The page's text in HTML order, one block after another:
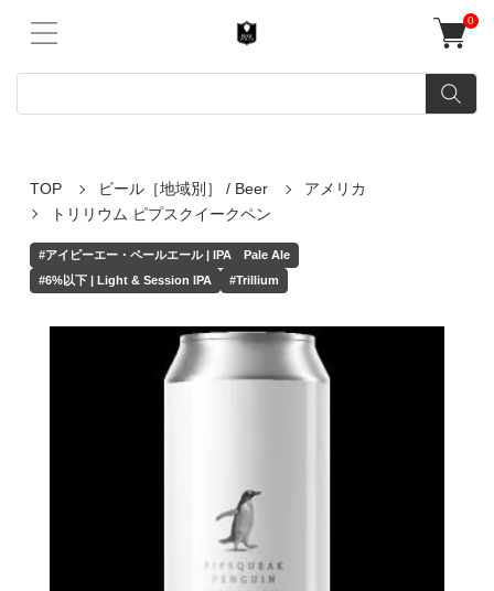
0
TOP ビール［地域別］ / Beer
アメリカ
トリリウム ピプスクイークペン
#アイピーエー・ペールエール | IPA Pale Ale
#6%以下 | Light & Session IPA
#Trillium